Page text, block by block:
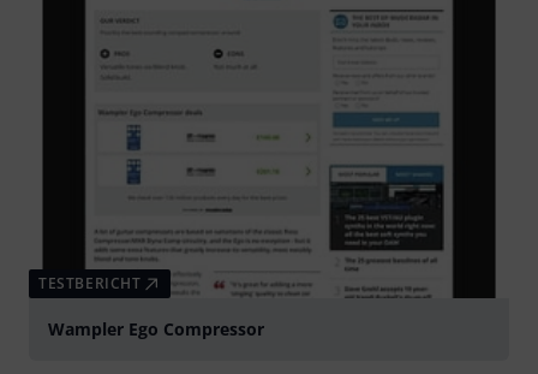
TESTBERICHT
Wampler Ego Compressor